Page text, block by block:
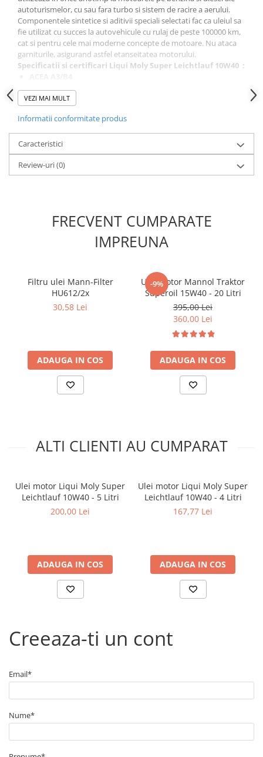
autoturismelor, cu sau fara turbo si sistem de racire a aerului.
Componentele sintetice si aditivii speciali selectati fac ca uleiul sa
fie utilizat cu succes la autovehicule cu rulaj de peste 100000 km,
cat si pentru cele mai moderne concepte de motoare. Nu ataca
garniturile, asigurand astfel etanseitatea motorului.
Specificatii si certificari Liqui Moly Super Leichtlauf 10W40 :
API SL/CF
MB Freigabe 229.1
Peugeot/Citroen (PSA) B71/2294
VEZI MAI MULT
Informatii conformitate produs
Caracteristici
Review-uri(0)
FRECVENT CUMPARATE
IMPREUNA
Filtru ulei Mann-Filter
HU612/2x
30,58 Lei
ADAUGA IN COS
-9%
Ulei motor Mannol Traktor
Superoil 15W40 - 20 Litri
395,00 Lei
360,00 Lei
ADAUGA IN COS
ALTI CLIENTI AU CUMPARAT
Ulei motor Liqui Moly Super
Leichtlauf 10W40 - 5 Litri
200,00 Lei
ADAUGA IN COS
Ulei motor Liqui Moly Super
Leichtlauf 10W40 - 4 Litri
167,77 Lei
ADAUGA IN COS
Creeaza-ti un cont
Email*
Nume*